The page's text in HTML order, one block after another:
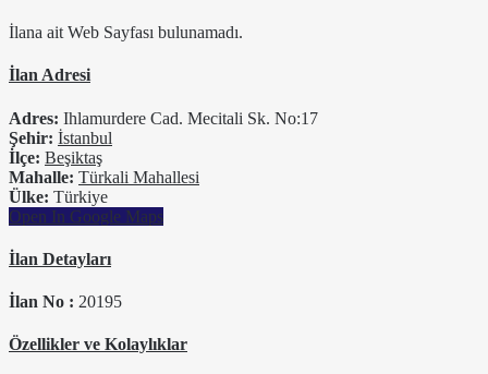
İlana ait Web Sayfası bulunamadı.
İlan Adresi
Adres: Ihlamurdere Cad. Mecitali Sk. No:17
Şehir: İstanbul
İlçe: Beşiktaş
Mahalle: Türkali Mahallesi
Ülke: Türkiye
Open In Google Maps
İlan Detayları
İlan No : 20195
Özellikler ve Kolaylıklar